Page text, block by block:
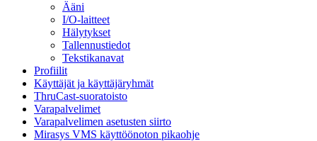
Ääni
I/O-laitteet
Hälytykset
Tallennustiedot
Tekstikanavat
Profiilit
Käyttäjät ja käyttäjäryhmät
ThruCast-suoratoisto
Varapalvelimet
Varapalvelimen asetusten siirto
Mirasys VMS käyttöönoton pikaohje